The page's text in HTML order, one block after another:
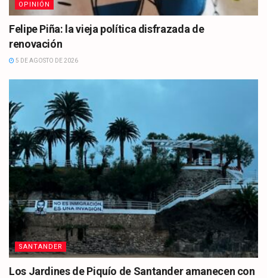
OPINIÓN
Felipe Piña: la vieja política disfrazada de
renovación
5 DE AGOSTO DE 2026
SANTANDER
Los Jardines de Piquío de Santander amanecen con